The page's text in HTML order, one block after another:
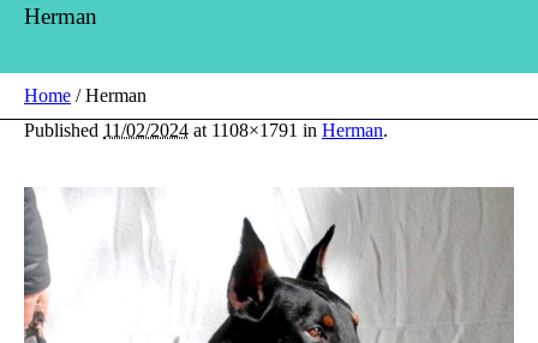
Herman
Home /Herman
Published 11/02/2024 at 1108×1791 in Herman.